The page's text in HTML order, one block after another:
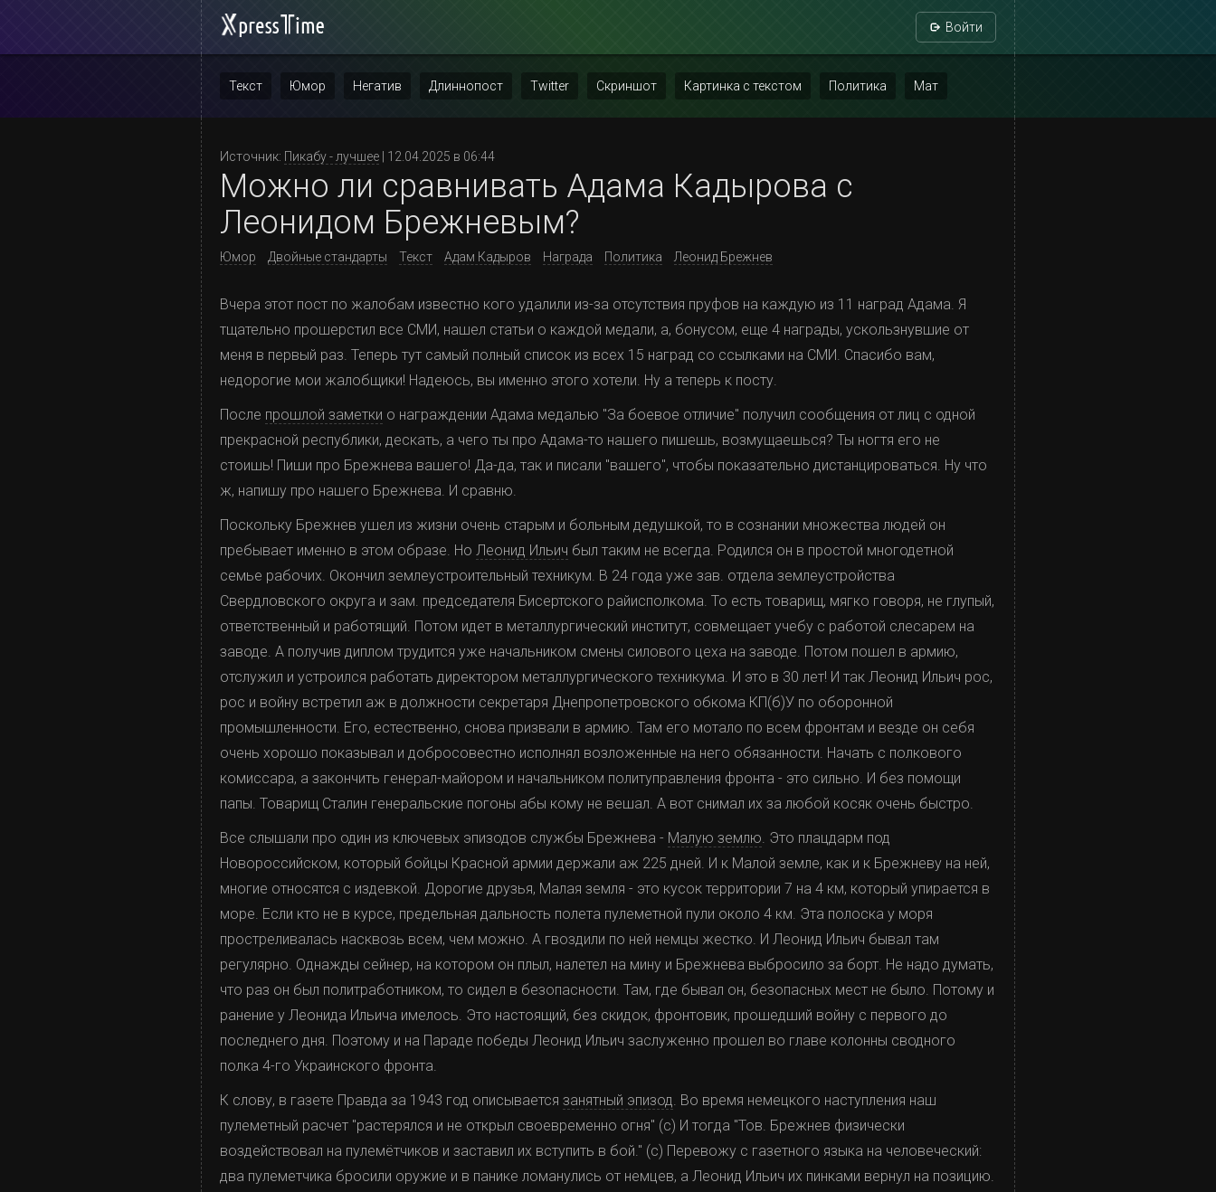
Войти
Текст Юмор Негатив Длиннопост Twitter Скриншот Картинка с текстом Политика Мат
Источник: Пикабу - лучшее | 12.04.2025 в 06:44
Можно ли сравнивать Адама Кадырова с
Леонидом Брежневым?
Юмор Двойные стандарты Текст Адам Кадыров Награда Политика Леонид Брежнев
Вчера этот пост по жалобам известно кого удалили из-за отсутствия пруфов на каждую из 11 наград Адама. Я
тщательно прошерстил все СМИ, нашел статьи о каждой медали, а, бонусом, еще 4 награды, ускользнувшие от
меня в первый раз. Теперь тут самый полный список из всех 15 наград со ссылками на СМИ. Спасибо вам,
недорогие мои жалобщики! Надеюсь, вы именно этого хотели. Ну а теперь к посту.
После прошлой заметки о награждении Aдaмa медалью "За боевое отличие" получил сообщения от лиц с одной
прекрасной республики, дескать, а чего ты про Aдaмa-то нашего пишешь, возмущаешься? Ты ногтя его не
стоишь! Пиши про Брежнева вашего! Да-да, так и писали "вашего", чтобы показательно дистанцироваться. Ну что
ж, напишу про нашего Брежнева. И сравню.
Поскольку Брежнев ушел из жизни очень старым и больным дедушкой, то в сознании множества людей он
пребывает именно в этом образе. Но Леонид Ильич был таким не всегда. Родился он в простой многодетной
семье рабочих. Окончил землеустроительный техникум. В 24 года уже зав. отдела землеустройства
Свердловского округа и зам. председателя Бисертского райисполкома. То есть товарищ, мягко говоря, не глупый,
ответственный и работящий. Потом идет в металлургический институт, совмещает учебу с работой слесарем на
заводе. А получив диплом трудится уже начальником смены силового цеха на заводе. Потом пошел в армию,
отслужил и устроился работать директором металлургического техникума. И это в 30 лет! И так Леонид Ильич рос,
рос и войну встретил аж в должности секретаря Днепропетровского обкома КП(б)У по оборонной
промышленности. Его, естественно, снова призвали в армию. Там его мотало по всем фронтам и везде он себя
очень хорошо показывал и добросовестно исполнял возложенные на него обязанности. Начать с полкового
комиссара, а закончить генерал-майором и начальником политуправления фронта - это сильно. И без помощи
папы. Товарищ Сталин генеральские погоны абы кому не вешал. А вот снимал их за любой косяк очень быстро.
Все слышали про один из ключевых эпизодов службы Брежнева - Малую землю. Это плацдарм под
Новороссийском, который бойцы Красной армии держали аж 225 дней. И к Малой земле, как и к Брежневу на ней,
многие относятся с издевкой. Дорогие друзья, Малая земля - это кусок территории 7 на 4 км, который упирается в
море. Если кто не в курсе, предельная дальность полета пулеметной пули около 4 км. Эта полоска у моря
простреливалась насквозь всем, чем можно. А гвоздили по ней немцы жестко. И Леонид Ильич бывал там
регулярно. Однажды сейнер, на котором он плыл, налетел на мину и Брежнева выбросило за борт. Не надо думать,
что раз он был политработником, то сидел в безопасности. Там, где бывал он, безопасных мест не было. Потому и
ранение у Леонида Ильича имелось. Это настоящий, без скидок, фронтовик, прошедший войну с первого до
последнего дня. Поэтому и на Параде победы Леонид Ильич заслуженно прошел во главе колонны сводного
полка 4-го Украинского фронта.
К слову, в газете Правда за 1943 год описывается занятный эпизод. Во время немецкого наступления наш
пулеметный расчет "растерялся и не открыл своевременно огня" (с) И тогда "Тов. Брежнев физически
воздействовал на пулемётчиков и заставил их вступить в бой." (с) Перевожу с газетного языка на человеческий:
два пулеметчика бросили оружие и в панике ломанулись от немцев, а Леонид Ильич их пинками вернул на позицию.